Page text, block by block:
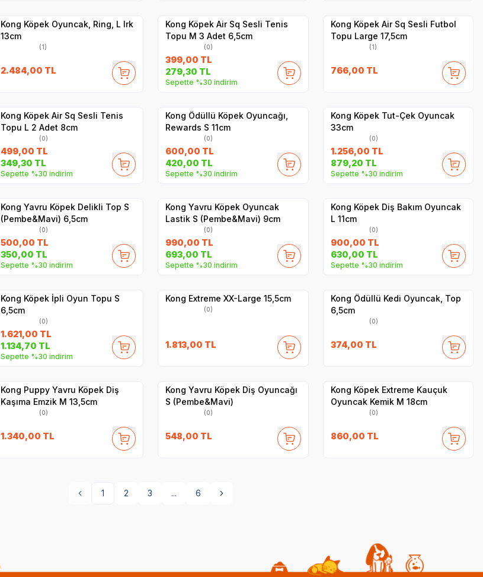
Kong Köpek Oyuncak, Ring, L Irk
13cm
(1)
2.484,00 TL
Kong Köpek Air Sq Sesli Tenis
Topu M 3 Adet 6,5cm
(0)
399,00 TL
279,30 TL
Sepette %30 indirim
Kong Köpek Air Sq Sesli Futbol
Topu Large 17,5cm
(1)
766,00 TL
Kong Köpek Air Sq Sesli Tenis
Topu L 2 Adet 8cm
(0)
499,00 TL
349,30 TL
Sepette %30 indirim
Kong Ödüllü Köpek Oyuncağı,
Rewards S 11cm
(0)
600,00 TL
420,00 TL
Sepette %30 indirim
Kong Köpek Tut-Çek Oyuncak
33cm
(0)
1.256,00 TL
879,20 TL
Sepette %30 indirim
Kong Yavru Köpek Delikli Top S
(Pembe&Mavi) 6,5cm
(0)
500,00 TL
350,00 TL
Sepette %30 indirim
Kong Yavru Köpek Oyuncak
Lastik S (Pembe&Mavi) 9cm
(0)
990,00 TL
693,00 TL
Sepette %30 indirim
Kong Köpek Diş Bakım Oyuncak
L 11cm
(0)
900,00 TL
630,00 TL
Sepette %30 indirim
Hızlı Teslimat
Kong Köpek İpli Oyun Topu S
6,5cm
(0)
1.621,00 TL
1.134,70 TL
Sepette %30 indirim
Hızlı Teslimat
Kong Extreme XX-Large 15,5cm
(0)
1.813,00 TL
Kong Ödüllü Kedi Oyuncak, Top
6,5cm
(0)
374,00 TL
Hızlı Teslimat
Kong Puppy Yavru Köpek Diş
Kaşıma Emzik M 13,5cm
(0)
1.340,00 TL
Kong Yavru Köpek Diş Oyuncağı
S (Pembe&Mavi)
(0)
548,00 TL
Kong Köpek Extreme Kauçuk
Oyuncak Kemik M 18cm
(0)
860,00 TL
1 2 3 ... 6